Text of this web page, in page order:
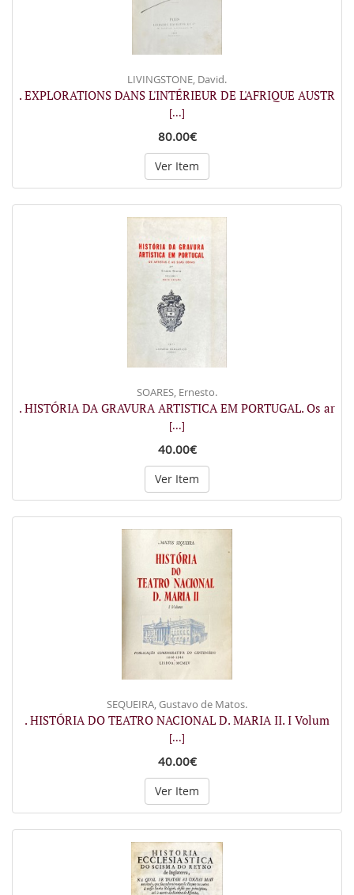
LIVINGSTONE, David.
. EXPLORATIONS DANS L'INTÉRIEUR DE L'AFRIQUE AUSTR
[...]
80.00€
Ver Item
SOARES, Ernesto.
. HISTÓRIA DA GRAVURA ARTISTICA EM PORTUGAL. Os ar
[...]
40.00€
Ver Item
SEQUEIRA, Gustavo de Matos.
. HISTÓRIA DO TEATRO NACIONAL D. MARIA II. I Volum
[...]
40.00€
Ver Item